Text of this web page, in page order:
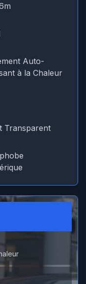
Auto-
à la Chaleur
Transparent